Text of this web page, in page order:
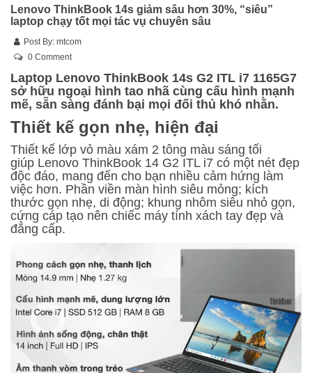
Lenovo ThinkBook 14s giảm sâu hơn 30%, “siêu”
laptop chạy tốt mọi tác vụ chuyên sâu
Post By: mtcom
0 Comment
Laptop Lenovo ThinkBook 14s G2 ITL i7 1165G7
sở hữu ngoại hình tao nhã cùng cấu hình mạnh
mẽ, sẵn sàng đánh bại mọi đối thủ khó nhằn.
Thiết kế gọn nhẹ, hiện đại
Thiết kế lớp vỏ màu xám 2 tông màu sáng tối
giúp Lenovo ThinkBook 14 G2 ITL i7 có một nét đẹp
độc đáo, mang đến cho bạn nhiều cảm hứng làm
việc hơn. Phần viền màn hình siêu mỏng; kích
thước gọn nhẹ, di động; khung nhôm siêu nhỏ gọn,
cứng cáp tạo nên chiếc máy tính xách tay đẹp và
đẳng cấp.